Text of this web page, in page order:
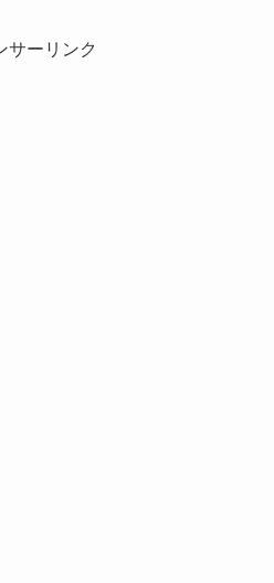
サーリンク